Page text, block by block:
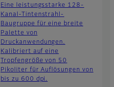
Eine leistungsstarke 128-
Kanal-Tintenstrahl-
Baugruppe für eine breite
Palette von
Druckanwendungen.
Kalibriert auf eine
Tropfengröße von 50
Pikoliter für Auflösungen von
bis zu 600 dpi.